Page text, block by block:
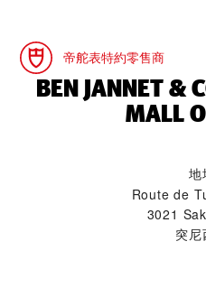
帝舵表特約零售商
‭BEN JANNET &
MALL
地
Route de
3021
突尼